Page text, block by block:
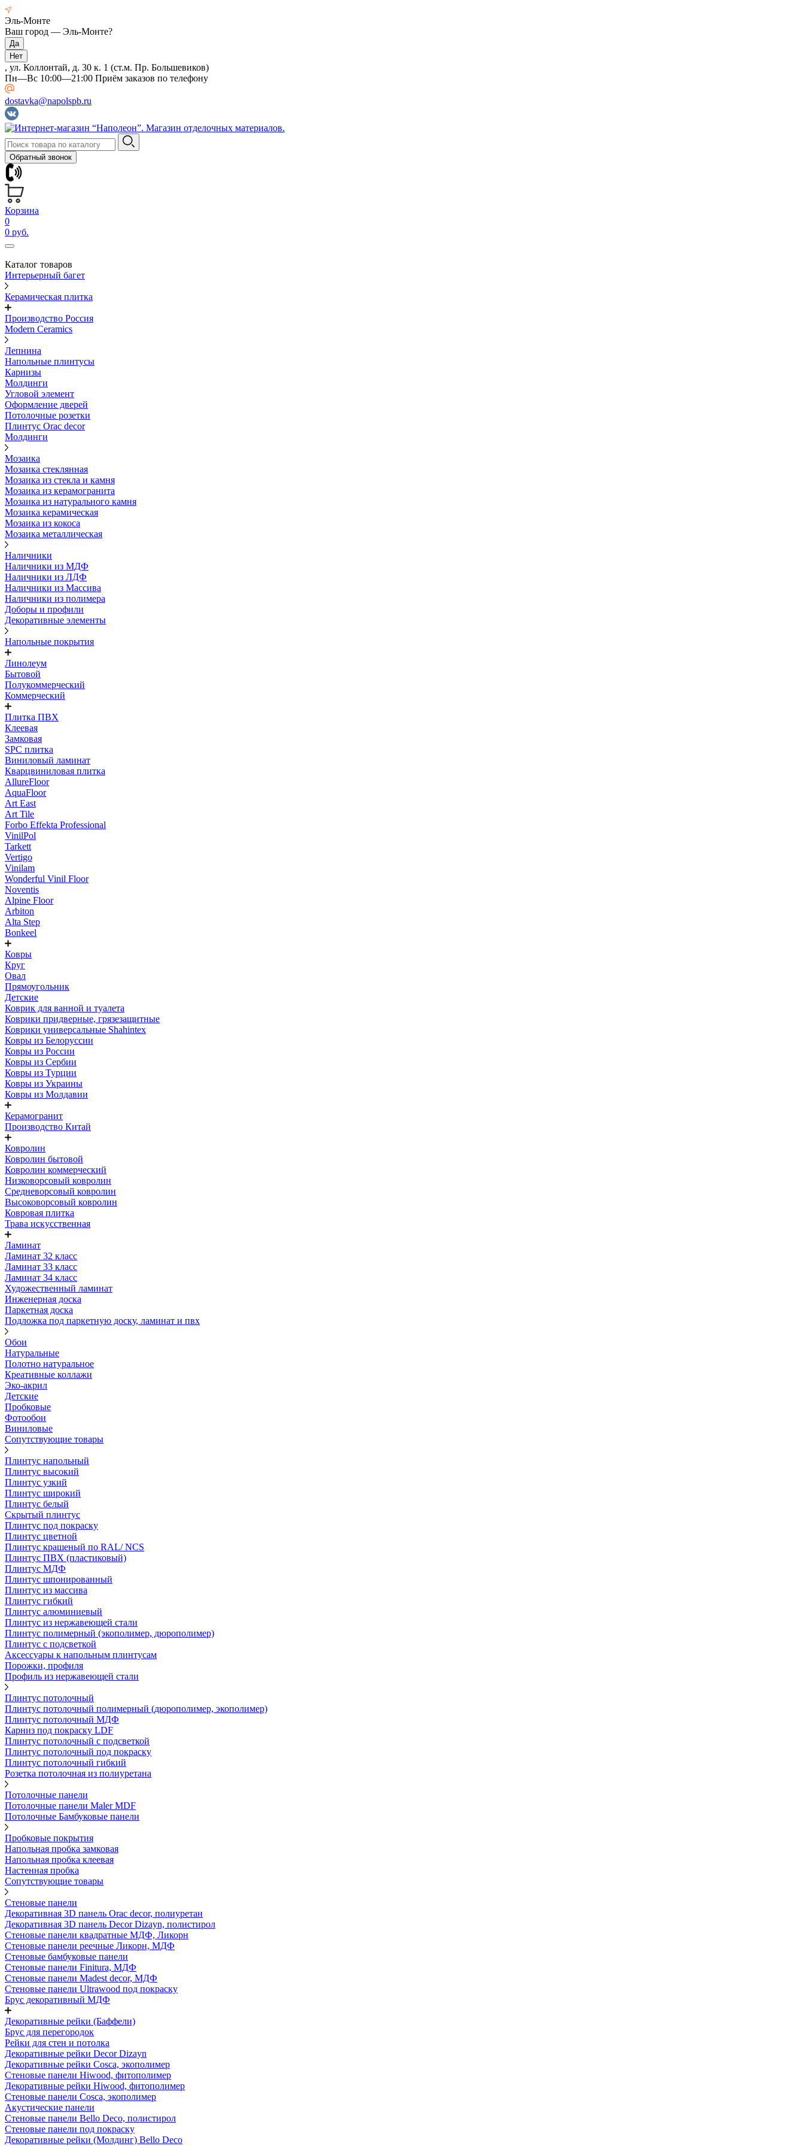
Эль-Монте
Ваш город — Эль-Монте?
, ул. Коллонтай, д. 30 к. 1 (ст.м. Пр. Большевиков)
Пн—Вс 10:00—21:00 Приём заказов по телефону
dostavka@napolspb.ru
Обратный звонок
Корзина
0
0 руб.
Каталог товаров
Интерьерный багет
Керамическая плитка
Производство Россия
Modern Ceramics
Лепнина
Напольные плинтусы
Карнизы
Молдинги
Угловой элемент
Оформление дверей
Потолочные розетки
Плинтус Orac decor
Молдинги
Мозаика
Мозаика стеклянная
Мозаика из стекла и камня
Мозаика из керамогранита
Мозаика из натурального камня
Мозаика керамическая
Мозаика из кокоса
Мозаика металлическая
Наличники
Наличники из МДФ
Наличники из ЛДФ
Наличники из Массива
Наличники из полимера
Доборы и профили
Декоративные элементы
Напольные покрытия
Линолеум
Бытовой
Полукоммерческий
Коммерческий
Плитка ПВХ
Клеевая
Замковая
SPC плитка
Виниловый ламинат
Кварцвиниловая плитка
AllureFloor
AquaFloor
Art East
Art Tile
Forbo Effekta Professional
VinilPol
Tarkett
Vertigo
Vinilam
Wonderful Vinil Floor
Noventis
Alpine Floor
Arbiton
Alta Step
Bonkeel
Ковры
Круг
Овал
Прямоугольник
Детские
Коврик для ванной и туалета
Коврики придверные, грязезащитные
Коврики универсальные Shahintex
Ковры из Белоруссии
Ковры из России
Ковры из Сербии
Ковры из Турции
Ковры из Украины
Ковры из Молдавии
Керамогранит
Производство Китай
Ковролин
Ковролин бытовой
Ковролин коммерческий
Низковорсовый ковролин
Средневорсовый ковролин
Высоковорсовый ковролин
Ковровая плитка
Трава искусственная
Ламинат
Ламинат 32 класс
Ламинат 33 класс
Ламинат 34 класс
Художественный ламинат
Инженерная доска
Паркетная доска
Подложка под паркетную доску, ламинат и пвх
Обои
Натуральные
Полотно натуральное
Креативные коллажи
Эко-акрил
Детские
Пробковые
Фотообои
Виниловые
Сопутствующие товары
Плинтус напольный
Плинтус высокий
Плинтус узкий
Плинтус широкий
Плинтус белый
Скрытый плинтус
Плинтус под покраску
Плинтус цветной
Плинтус крашеный по RAL/ NCS
Плинтус ПВХ (пластиковый)
Плинтус МДФ
Плинтус шпонированный
Плинтус из массива
Плинтус гибкий
Плинтус алюминиевый
Плинтус из нержавеющей стали
Плинтус полимерный (экополимер, дюрополимер)
Плинтус с подсветкой
Аксессуары к напольным плинтусам
Порожки, профиля
Профиль из нержавеющей стали
Плинтус потолочный
Плинтус потолочный полимерный (дюрополимер, экополимер)
Плинтус потолочный МДФ
Карниз под покраску LDF
Плинтус потолочный с подсветкой
Плинтус потолочный под покраску
Плинтус потолочный гибкий
Розетка потолочная из полиуретана
Потолочные панели
Потолочные панели Maler MDF
Потолочные Бамбуковые панели
Пробковые покрытия
Напольная пробка замковая
Напольная пробка клеевая
Настенная пробка
Сопутствующие товары
Стеновые панели
Декоративная 3D панель Orac decor, полиуретан
Декоративная 3D панель Decor Dizayn, полистирол
Стеновые панели квадратные МДФ, Ликорн
Стеновые панели реечные Ликорн, МДФ
Стеновые бамбуковые панели
Стеновые панели Finitura, МДФ
Стеновые панели Madest decor, МДФ
Стеновые панели Ultrawood под покраску
Брус декоративный МДФ
Декоративные рейки (Баффели)
Брус для перегородок
Рейки для стен и потолка
Декоративные рейки Decor Dizayn
Декоративные рейки Cosca, экополимер
Стеновые панели Hiwood, фитополимер
Декоративные рейки Hiwood, фитополимер
Стеновые панели Cosca, экополимер
Акустические панели
Стеновые панели Bello Deco, полистирол
Стеновые панели под покраску
Декоративные рейки (Молдинг) Bello Deco